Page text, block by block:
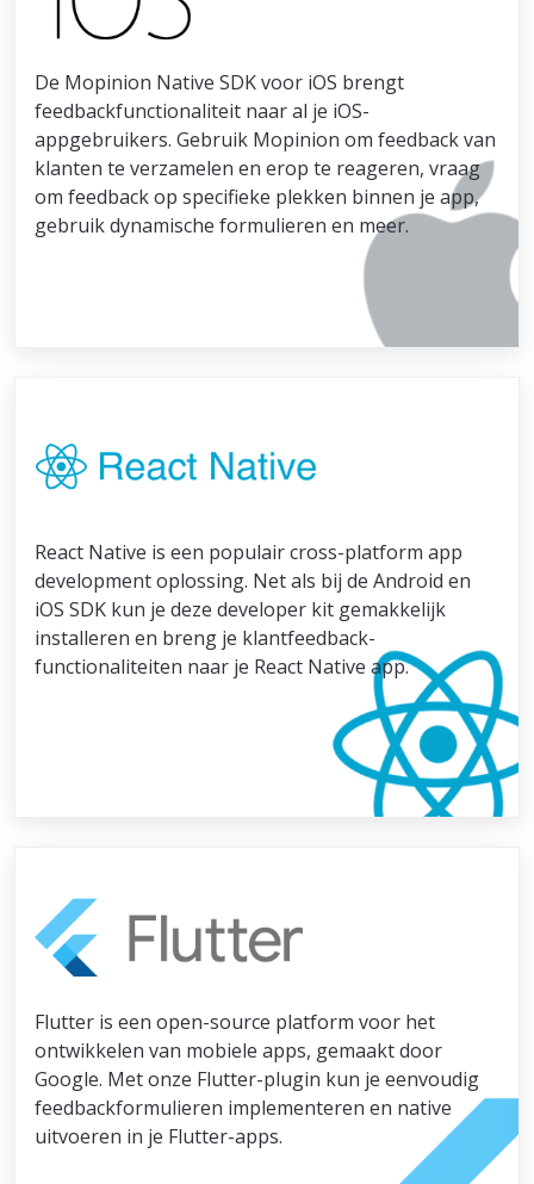
De Mopinion Native SDK voor iOS brengt
feedbackfunctionaliteit naar al je iOS-
appgebruikers. Gebruik Mopinion om feedback van
klanten te verzamelen en erop te reageren, vraag
om feedback op specifieke plekken binnen je app,
gebruik dynamische formulieren en meer.
React Native is een populair cross-platform app
development oplossing. Net als bij de Android en
iOS SDK kun je deze developer kit gemakkelijk
installeren en breng je klantfeedback-
functionaliteiten naar je React Native app.
Flutter is een open-source platform voor het
ontwikkelen van mobiele apps, gemaakt door
Google. Met onze Flutter-plugin kun je eenvoudig
feedbackformulieren implementeren en native
uitvoeren in je Flutter-apps.